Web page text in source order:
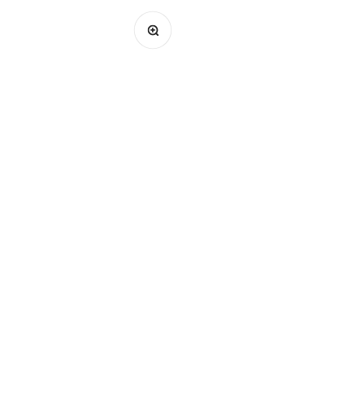
Bild vergrößern